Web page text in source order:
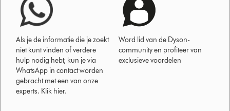
Als je de informatie die je zoekt
niet kunt vinden of verdere
hulp nodig hebt, kun je via
WhatsApp in contact worden
gebracht met een van onze
experts. Klik hier.
Word lid van de Dyson-
community en profiteer van
exclusieve voordelen